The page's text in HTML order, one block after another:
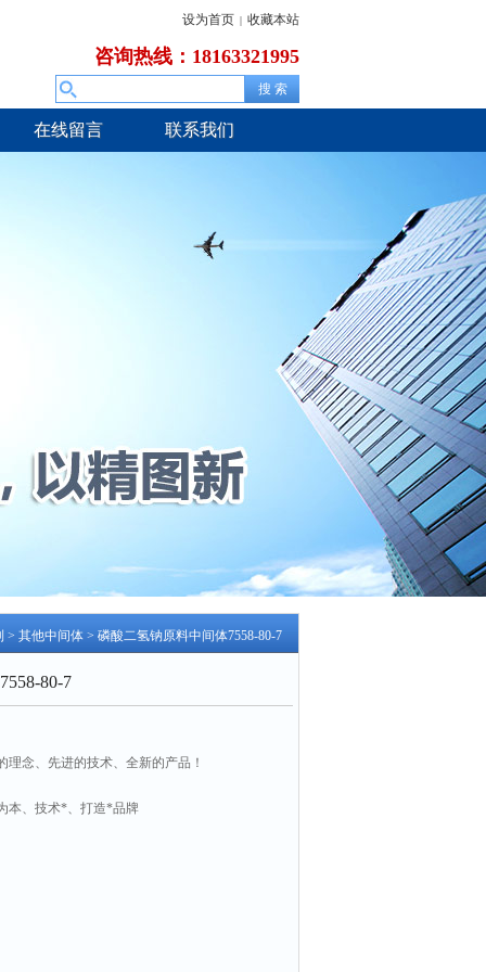
设为首页 | 收藏本站
咨询热线：18163321995
在线留言 联系我们
> 其他中间体 > 磷酸二氢钠原料中间体7558-80-7
80-7
念、先进的技术、全新的产品！
本、技术*、打造*品牌